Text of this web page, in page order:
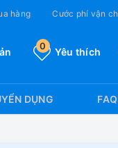
hàng Cước phí vận
Yêu thích
0
DỤNG